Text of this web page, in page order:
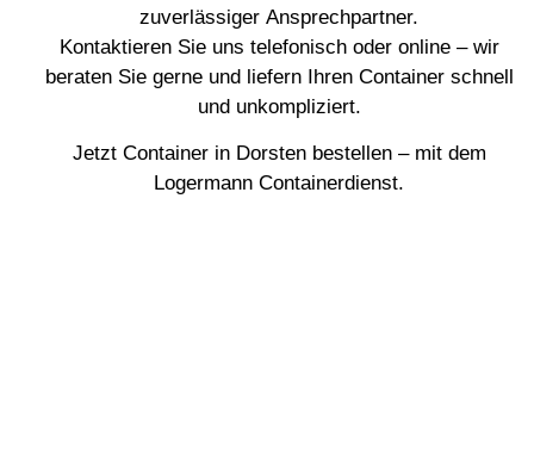
zuverlässiger Ansprechpartner.
Kontaktieren Sie uns telefonisch oder online – wir
beraten Sie gerne und liefern Ihren Container schnell
und unkompliziert.
Jetzt Container in Dorsten bestellen – mit dem
Logermann Containerdienst.